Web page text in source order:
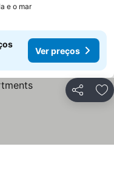
e o mar
Ver preços
Partilhar